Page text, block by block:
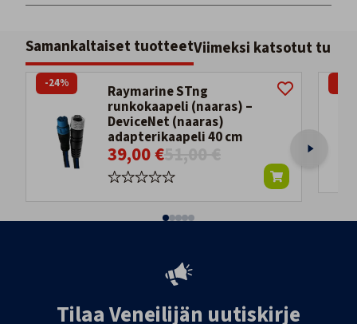
Samankaltaiset tuotteetViimeksi katsotut
Raymarine STng
runkokaapeli (naaras) –
DeviceNet (naaras)
adapterikaapeli 40 cm
39,00 €51,00 €
-24%
Tilaa Veneilijän uutiskirje